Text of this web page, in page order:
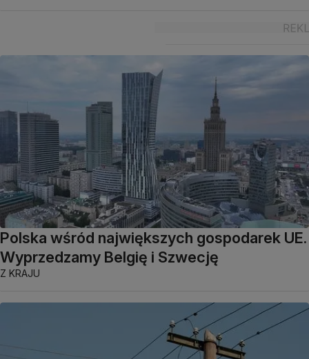
Polska wśród największych gospodarek UE.
Wyprzedzamy Belgię i Szwecję
Z KRAJU